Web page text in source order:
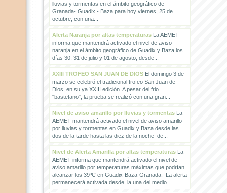
lluvias y tormentas en el ámbito geográfico de
Granada- Guadix - Baza para hoy viernes, 25 de
octubre, con una...
Alerta Naranja por altas temperaturasLa AEMET
informa que mantendrá activado el nivel de aviso
naranja en el ámbito geográfico de Guadix y Baza los
días 30, 31 de julio y 01 de agosto, desde...
XXIII TROFEO SAN JUAN DE DIOSEl domingo 3 de
marzo se celebró el tradicional trofeo San Juan de
Dios, en su ya XXIII edición. A pesar del frio
"bastetano", la prueba se realizó con una gran...
Nivel de aviso amarillo por lluvias y tormentasLa
AEMET mantendrá activado el nivel de aviso amarillo
por lluvias y tormentas en Guadix y Baza desde las
dos de la tarde hasta las diez de la noche de...
Nivel de Alerta Amarilla por altas temperaturasLa
AEMET informa que mantendrá activado el nivel de
aviso amarillo por temperaturas máximas que podrían
alcanzar los 39ºC en Guadix-Baza-Granada. La alerta
permanecerá activada desde la una del medio...